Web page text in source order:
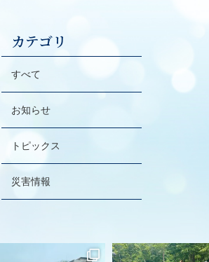
カテゴリ
すべて
お知らせ
トピックス
災害情報